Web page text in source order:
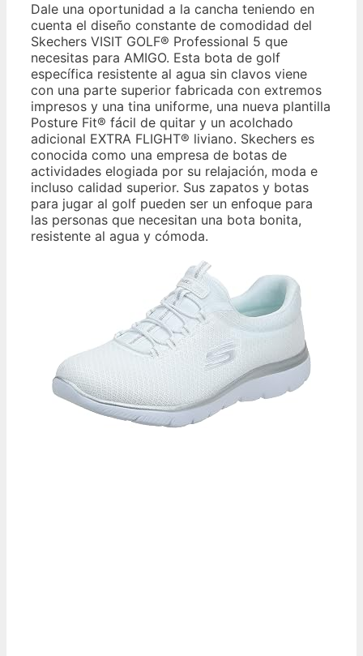
Dale una oportunidad a la cancha teniendo en
cuenta el diseño constante de comodidad del
Skechers VISIT GOLF® Professional 5 que
necesitas para AMIGO. Esta bota de golf
específica resistente al agua sin clavos viene
con una parte superior fabricada con extremos
impresos y una tina uniforme, una nueva plantilla
Posture Fit® fácil de quitar y un acolchado
adicional EXTRA FLIGHT® liviano. Skechers es
conocida como una empresa de botas de
actividades elogiada por su relajación, moda e
incluso calidad superior. Sus zapatos y botas
para jugar al golf pueden ser un enfoque para
las personas que necesitan una bota bonita,
resistente al agua y cómoda.